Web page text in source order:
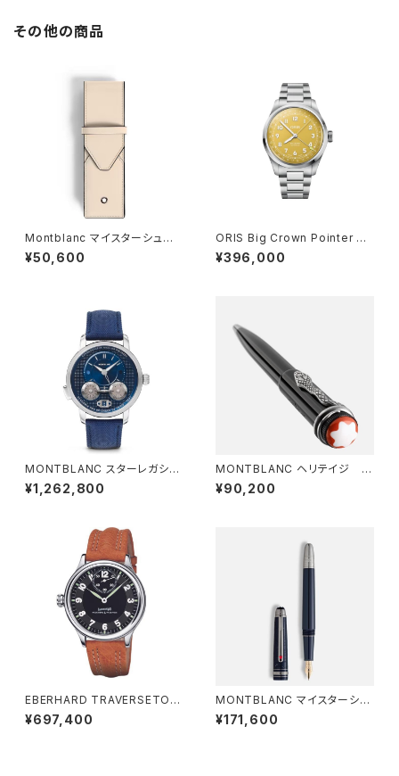
その他の商品
Montblanc マイスターシュテュ
ック エンベロープ ペンポーチ 2
本用
¥50,600
ORIS Big Crown Pointer Da
te 40mm
¥396,000
MONTBLANC スターレガシ
ー ニコラ・リューセック クロノ
グラフ 43mm
¥1,262,800
MONTBLANC ヘリテイジ ル
¥90,200
EBERHARD TRAVERSETOL
O VITRE
¥697,400
MONTBLANC マイスターシュ
テュック アラウンド ザ ワールド
イン 80DAYS クラシック 万年
¥171,600